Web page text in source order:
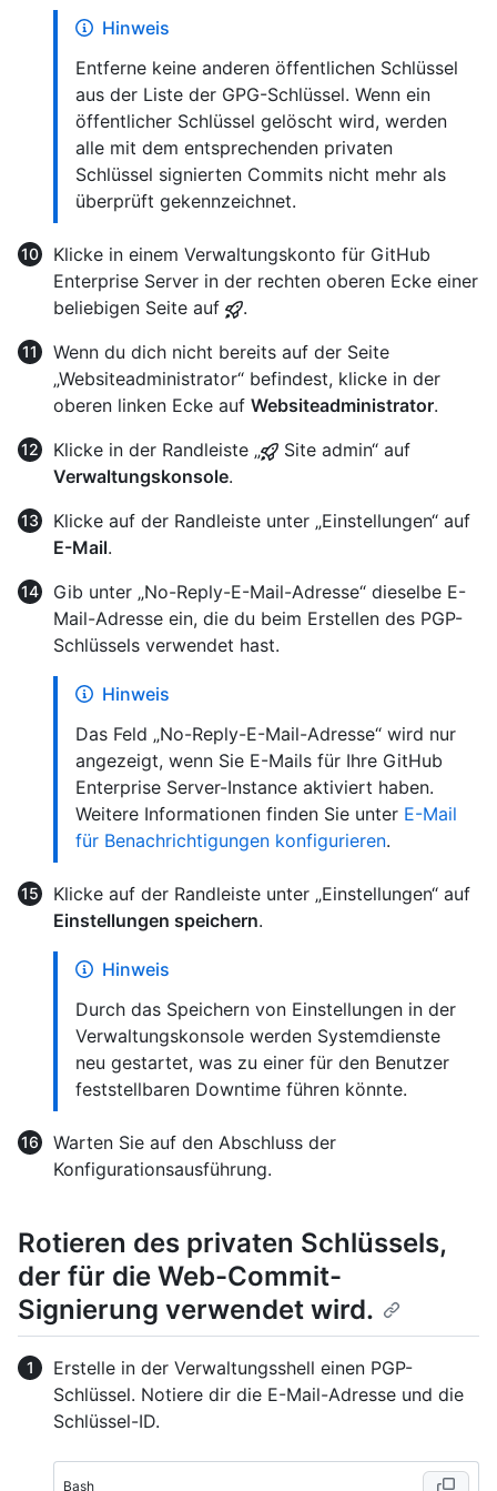
Hinweis
Entferne keine anderen öffentlichen Schlüssel
aus der Liste der GPG-Schlüssel. Wenn ein
öffentlicher Schlüssel gelöscht wird, werden
alle mit dem entsprechenden privaten
Schlüssel signierten Commits nicht mehr als
überprüft gekennzeichnet.
Klicke in einem Verwaltungskonto für GitHub
Enterprise Server in der rechten oberen Ecke einer
beliebigen Seite auf
.
Wenn du dich nicht bereits auf der Seite
„Websiteadministrator“ befindest, klicke in der
oberen linken Ecke auf Websiteadministrator.
Klicke in der Randleiste „
Site admin“ auf
Verwaltungskonsole.
Klicke auf der Randleiste unter „Einstellungen“ auf
E-Mail.
Gib unter „No-Reply-E-Mail-Adresse“ dieselbe E-
Mail-Adresse ein, die du beim Erstellen des PGP-
Schlüssels verwendet hast.
Hinweis
Das Feld „No-Reply-E-Mail-Adresse“ wird nur
angezeigt, wenn Sie E-Mails für Ihre GitHub
Enterprise Server-Instance aktiviert haben.
Weitere Informationen finden Sie unter E-Mail
für Benachrichtigungen konfigurieren.
Klicke auf der Randleiste unter „Einstellungen“ auf
Einstellungen speichern.
Hinweis
Durch das Speichern von Einstellungen in der
Verwaltungskonsole werden Systemdienste
neu gestartet, was zu einer für den Benutzer
feststellbaren Downtime führen könnte.
Warten Sie auf den Abschluss der
Konfigurationsausführung.
Rotieren des privaten Schlüssels,
der für die Web-Commit-
Signierung verwendet wird.
Erstelle in der Verwaltungsshell einen PGP-
Schlüssel. Notiere dir die E-Mail-Adresse und die
Schlüssel-ID.
Bash